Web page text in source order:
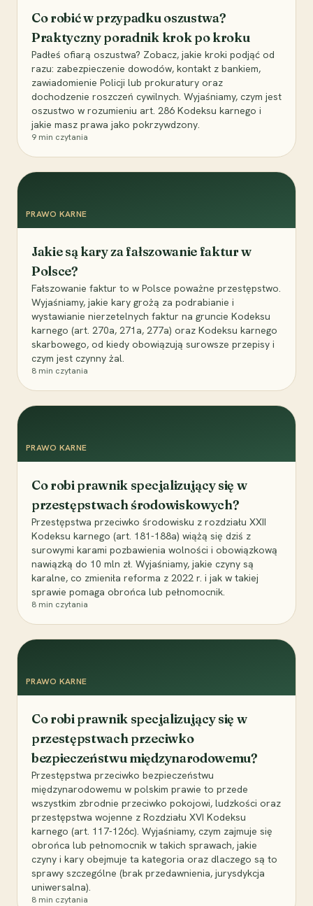
Co robić w przypadku oszustwa?
Praktyczny poradnik krok po kroku
Padłeś ofiarą oszustwa? Zobacz, jakie kroki podjąć od
razu: zabezpieczenie dowodów, kontakt z bankiem,
zawiadomienie Policji lub prokuratury oraz
dochodzenie roszczeń cywilnych. Wyjaśniamy, czym jest
oszustwo w rozumieniu art. 286 Kodeksu karnego i
jakie masz prawa jako pokrzywdzony.
9 min czytania
PRAWO KARNE
Jakie są kary za fałszowanie faktur w
Polsce?
Fałszowanie faktur to w Polsce poważne przestępstwo.
Wyjaśniamy, jakie kary grożą za podrabianie i
wystawianie nierzetelnych faktur na gruncie Kodeksu
karnego (art. 270a, 271a, 277a) oraz Kodeksu karnego
skarbowego, od kiedy obowiązują surowsze przepisy i
czym jest czynny żal.
8 min czytania
PRAWO KARNE
Co robi prawnik specjalizujący się w
przestępstwach środowiskowych?
Przestępstwa przeciwko środowisku z rozdziału XXII
Kodeksu karnego (art. 181-188a) wiążą się dziś z
surowymi karami pozbawienia wolności i obowiązkową
nawiązką do 10 mln zł. Wyjaśniamy, jakie czyny są
karalne, co zmieniła reforma z 2022 r. i jak w takiej
sprawie pomaga obrońca lub pełnomocnik.
8 min czytania
PRAWO KARNE
Co robi prawnik specjalizujący się w
przestępstwach przeciwko
bezpieczeństwu międzynarodowemu?
Przestępstwa przeciwko bezpieczeństwu
międzynarodowemu w polskim prawie to przede
wszystkim zbrodnie przeciwko pokojowi, ludzkości oraz
przestępstwa wojenne z Rozdziału XVI Kodeksu
karnego (art. 117-126c). Wyjaśniamy, czym zajmuje się
obrońca lub pełnomocnik w takich sprawach, jakie
czyny i kary obejmuje ta kategoria oraz dlaczego są to
sprawy szczególne (brak przedawnienia, jurysdykcja
uniwersalna).
8 min czytania